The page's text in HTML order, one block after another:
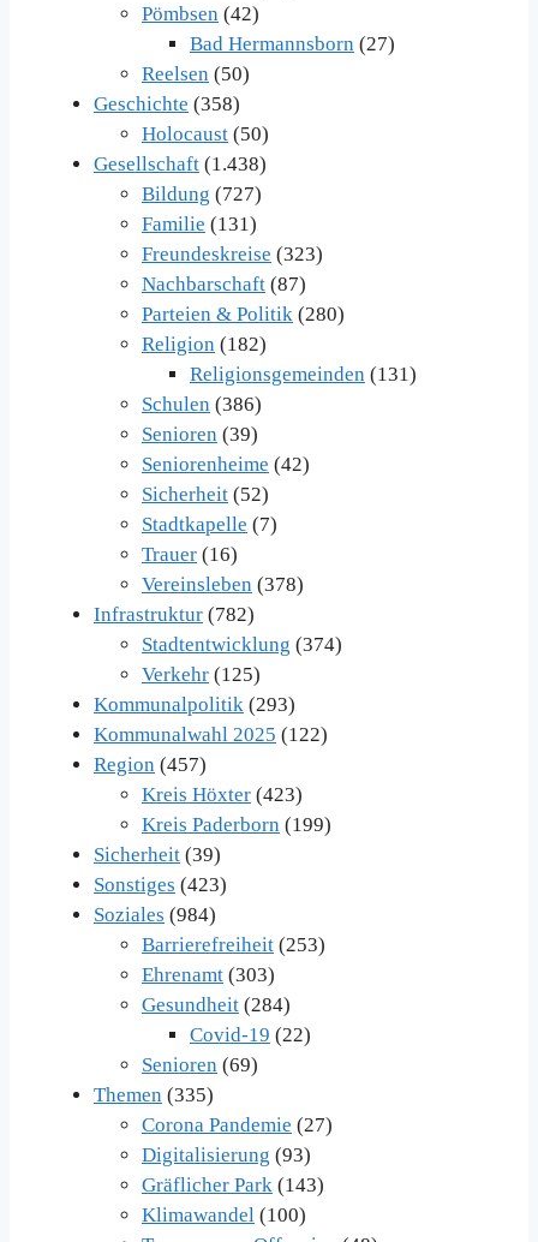
Pömbsen (42)
Bad Hermannsborn (27)
Reelsen (50)
Geschichte (358)
Holocaust (50)
Gesellschaft (1.438)
Bildung (727)
Familie (131)
Freundeskreise (323)
Nachbarschaft (87)
Parteien & Politik (280)
Religion (182)
Religionsgemeinden (131)
Schulen (386)
Senioren (39)
Seniorenheime (42)
Sicherheit (52)
Stadtkapelle (7)
Trauer (16)
Vereinsleben (378)
Infrastruktur (782)
Stadtentwicklung (374)
Verkehr (125)
Kommunalpolitik (293)
Kommunalwahl 2025 (122)
Region (457)
Kreis Höxter (423)
Kreis Paderborn (199)
Sicherheit (39)
Sonstiges (423)
Soziales (984)
Barrierefreiheit (253)
Ehrenamt (303)
Gesundheit (284)
Covid-19 (22)
Senioren (69)
Themen (335)
Corona Pandemie (27)
Digitalisierung (93)
Gräflicher Park (143)
Klimawandel (100)